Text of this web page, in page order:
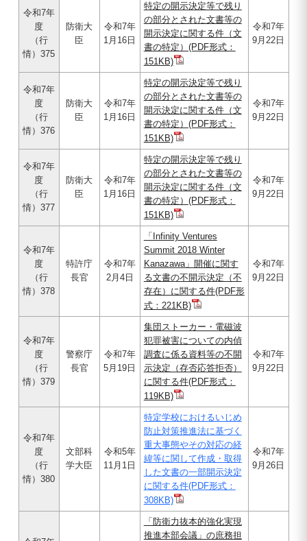
令和7年
度
（行
情）375
防衛大
臣
令和7年
1月16日
特定の開示決定等で残り
の部分とされた文書等の
開示決定に関する件（文
書の特定）(PDF形式：
151KB)
令和7年
9月22日
令和7年
度
（行
情）376
防衛大
臣
令和7年
1月16日
特定の開示決定等で残り
の部分とされた文書等の
開示決定に関する件（文
書の特定）(PDF形式：
151KB)
令和7年
9月22日
令和7年
度
（行
情）377
防衛大
臣
令和7年
1月16日
特定の開示決定等で残り
の部分とされた文書等の
開示決定に関する件（文
書の特定）(PDF形式：
151KB)
令和7年
9月22日
令和7年
度
（行
情）378
特許庁
長官
令和7年
2月4日
「Infinity Ventures
Summit 2018 Winter
Kanazawa」開催に関す
る文書の不開示決定（不
存在）に関する件(PDF形
式：221KB)
令和7年
9月22日
令和7年
度
（行
情）379
警察庁
長官
令和7年
5月19日
集団ストーカー・電磁波
犯罪被害についての内偵
調査に係る資料等の不開
示決定（存否応答拒否）
に関する件(PDF形式：
119KB)
令和7年
9月22日
令和7年
度
（行
情）380
文部科
学大臣
令和5年
11月1日
特定学校におけるいじめ
防止対策推進法に基づく
重大事態やその対応の経
緯等に関して作成・取得
した文書の一部開示決定
に関する件(PDF形式：
308KB)
令和7年
9月26日
「防衛力抜本的強化実現
推進本部会議」の庶務担